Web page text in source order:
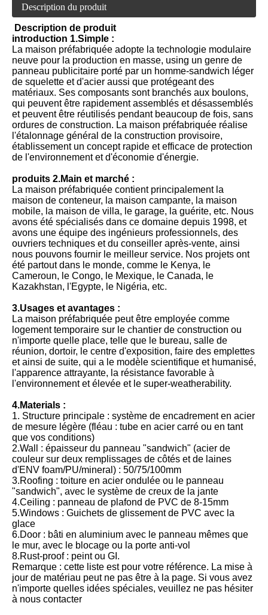
Description du produit
Description de produit
introduction 1.Simple :
La maison préfabriquée adopte la technologie modulaire
neuve pour la production en masse, using un genre de
panneau publicitaire porté par un homme-sandwich léger
de squelette et d'acier aussi que protégeant des
matériaux. Ses composants sont branchés aux boulons,
qui peuvent être rapidement assemblés et désassemblés
et peuvent être réutilisés pendant beaucoup de fois, sans
ordures de construction. La maison préfabriquée réalise
l'étalonnage général de la construction provisoire,
établissement un concept rapide et efficace de protection
de l'environnement et d'économie d'énergie.
produits 2.Main et marché :
La maison préfabriquée contient principalement la
maison de conteneur, la maison campante, la maison
mobile, la maison de villa, le garage, la guérite, etc. Nous
avons été spécialisés dans ce domaine depuis 1998, et
avons une équipe des ingénieurs professionnels, des
ouvriers techniques et du conseiller après-vente, ainsi
nous pouvons fournir le meilleur service. Nos projets ont
été partout dans le monde, comme le Kenya, le
Cameroun, le Congo, le Mexique, le Canada, le
Kazakhstan, l'Egypte, le Nigéria, etc.
3.Usages et avantages :
La maison préfabriquée peut être employée comme
logement temporaire sur le chantier de construction ou
n'importe quelle place, telle que le bureau, salle de
réunion, dortoir, le centre d'exposition, faire des emplettes
et ainsi de suite, qui a le modèle scientifique et humanisé,
l'apparence attrayante, la résistance favorable à
l'environnement et élevée et le super-weatherability.
4.Materials :
1. Structure principale : système de encadrement en acier
de mesure légère (fléau : tube en acier carré ou en tant
que vos conditions)
2.Wall : épaisseur du panneau "sandwich" (acier de
couleur sur deux remplissages de côtés et de laines
d'ENV foam/PU/mineral) : 50/75/100mm
3.Roofing : toiture en acier ondulée ou le panneau
"sandwich", avec le système de creux de la jante
4.Ceiling : panneau de plafond de PVC de 8-15mm
5.Windows : Guichets de glissement de PVC avec la
glace
6.Door : bâti en aluminium avec le panneau mêmes que
le mur, avec le blocage ou la porte anti-vol
8.Rust-proof : peint ou GI.
Remarque : cette liste est pour votre référence. La mise à
jour de matériau peut ne pas être à la page. Si vous avez
n'importe quelles idées spéciales, veuillez ne pas hésiter
à nous contacter